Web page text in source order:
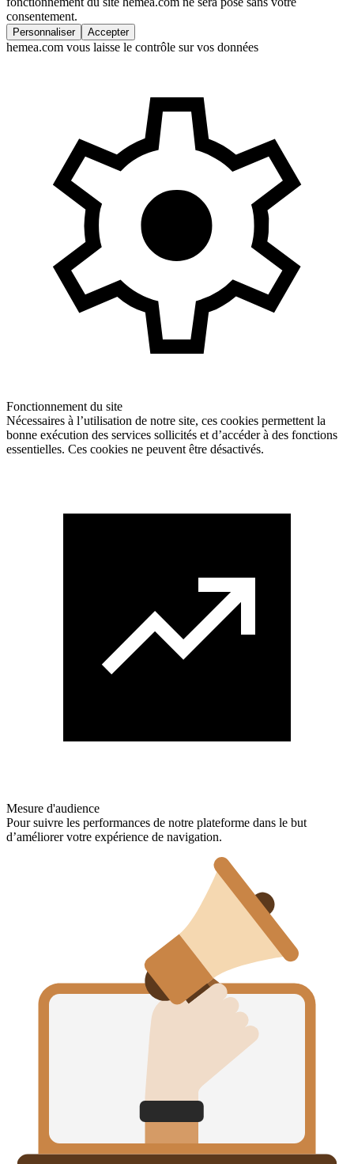
consentement.
Personnaliser Accepter
hemea.com vous laisse le contrôle sur vos données
Fonctionnement du site
Nécessaires à l’utilisation de notre site, ces cookies permettent la
bonne exécution des services sollicités et d’accéder à des fonctions
essentielles. Ces cookies ne peuvent être désactivés.
Mesure d'audience
Pour suivre les performances de notre plateforme dans le but
d’améliorer votre expérience de navigation.